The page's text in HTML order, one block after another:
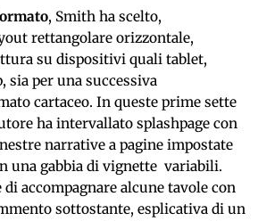
, Smith ha scelto,
rettangolare orizzontale,
su dispositivi quali tablet,
sia per una successiva
cartaceo. In queste prime sette
ha intervallato splashpage con
narrative a pagine impostate
una gabbia di vignette variabili.
accompagnare alcune tavole con
sottostante, esplicativa di un